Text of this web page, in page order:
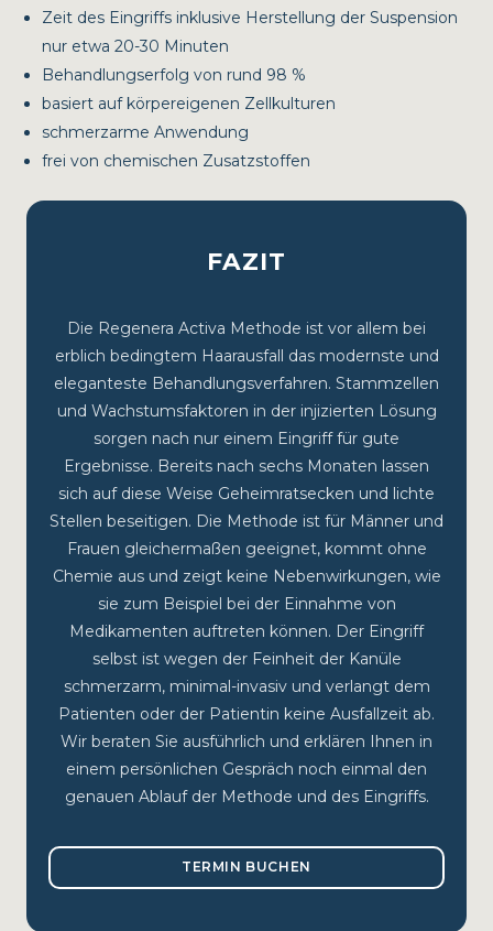
Zeit des Eingriffs inklusive Herstellung der Suspension
nur etwa 20-30 Minuten
Behandlungserfolg von rund 98 %
basiert auf körpereigenen Zellkulturen
schmerzarme Anwendung
frei von chemischen Zusatzstoffen
FAZIT
Die Regenera Activa Methode ist vor allem bei
erblich bedingtem Haarausfall das modernste und
eleganteste Behandlungsverfahren. Stammzellen
und Wachstumsfaktoren in der injizierten Lösung
sorgen nach nur einem Eingriff für gute
Ergebnisse. Bereits nach sechs Monaten lassen
sich auf diese Weise Geheimratsecken und lichte
Stellen beseitigen. Die Methode ist für Männer und
Frauen gleichermaßen geeignet, kommt ohne
Chemie aus und zeigt keine Nebenwirkungen, wie
sie zum Beispiel bei der Einnahme von
Medikamenten auftreten können. Der Eingriff
selbst ist wegen der Feinheit der Kanüle
schmerzarm, minimal-invasiv und verlangt dem
Patienten oder der Patientin keine Ausfallzeit ab.
Wir beraten Sie ausführlich und erklären Ihnen in
einem persönlichen Gespräch noch einmal den
genauen Ablauf der Methode und des Eingriffs.
TERMIN BUCHEN